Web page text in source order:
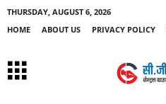
THURSDAY, AUGUST 6, 2026
HOME
ABOUT US PRIVACY POLICY